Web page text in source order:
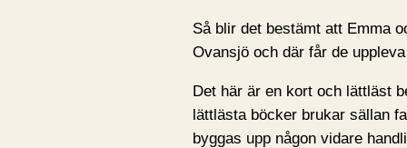
Så blir det bestämt att Emma
Ovansjö och där får de
Det här är en kort och lättläst
lättlästa böcker brukar sällan
byggas upp någon vidare